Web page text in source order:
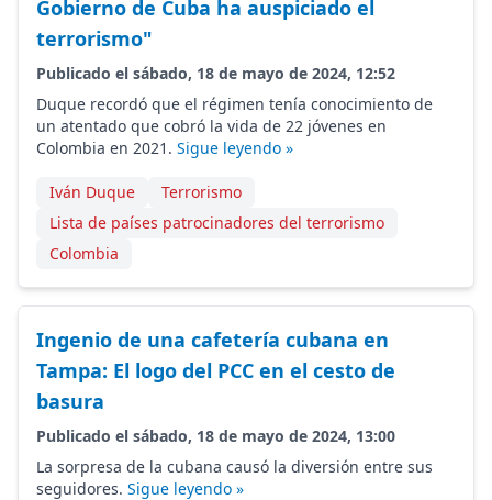
Gobierno de Cuba ha auspiciado el
terrorismo"
Publicado el sábado, 18 de mayo de 2024, 12:52
Duque recordó que el régimen tenía conocimiento de
un atentado que cobró la vida de 22 jóvenes en
Colombia en 2021. Sigue leyendo »
Iván Duque
Terrorismo
Lista de países patrocinadores del terrorismo
Colombia
Ingenio de una cafetería cubana en
Tampa: El logo del PCC en el cesto de
basura
Publicado el sábado, 18 de mayo de 2024, 13:00
La sorpresa de la cubana causó la diversión entre sus
seguidores. Sigue leyendo »